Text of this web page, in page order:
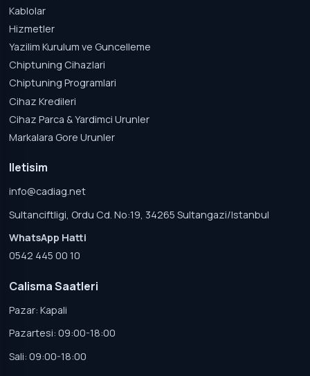
Kablolar
Hizmetler
Yazilim Kurulum ve Guncelleme
Chiptuning Cihazlari
Chiptuning Programlari
Cihaz Kredileri
Cihaz Parca & Yardimci Urunler
Markalara Gore Urunler
Iletisim
info@cadiag.net
Sultanciftligi, Ordu Cd. No:19, 34265 Sultangazi/Istanbul
WhatsApp Hatti
0542 445 00 10
Calisma Saatleri
Pazar: Kapali
Pazartesi: 09:00-18:00
Sali: 09:00-18:00